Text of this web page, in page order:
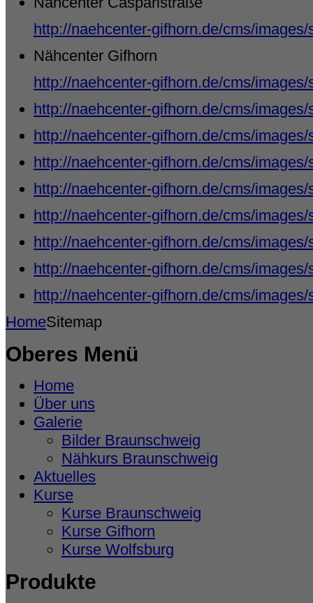
http://naehcenter-gifhorn.de/cms/
Nähcenter Gifhorn
http://naehcenter-gifhorn.de/cms/
http://naehcenter-gifhorn.de/cms/
http://naehcenter-gifhorn.de/cms/
http://naehcenter-gifhorn.de/cms/
http://naehcenter-gifhorn.de/cms/
http://naehcenter-gifhorn.de/cms/
http://naehcenter-gifhorn.de/cms/
http://naehcenter-gifhorn.de/cms/
http://naehcenter-gifhorn.de/cms/
HomeSitemap
Oberes Menü
Home
Über uns
Galerie
Bilder Braunschweig
Nähkurs Braunschweig
Aktuelles
Kurse
Kurse Braunschweig
Kurse Gifhorn
Kurse Wolfsburg
Produkte